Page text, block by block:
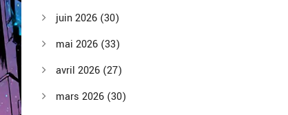
juin 2026 (30)
mai 2026 (33)
avril 2026 (27)
mars 2026 (30)